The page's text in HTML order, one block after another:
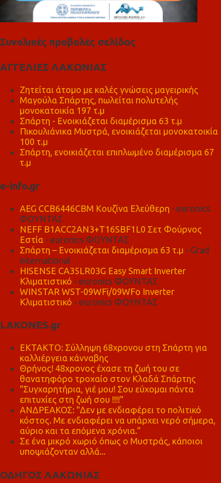
Συνολικές προβολές σελίδας
ΑΓΓΕΛΙΕΣ ΛΑΚΩΝΙΑΣ
Ζητείται άτομο με καλές γνώσεις μαγειρικής
Μαγούλα Σπάρτης, πωλείται πολυτελής
μονοκατοικία 197 τ.μ
Σπάρτη - Ενοικιάζεται διαμέρισμα 63 τ.μ
Πικουλιάνικα Μυστρά, ενοικιάζεται μονοκατοικία
100 τ.μ
Σπάρτη, ενοικιάζεται επιπλωμένο διαμέρισμα 67
τ.μ
e-info.gr
AEG CCB6446CBM Κουζίνα Ελεύθερη - euronics
ΦΟΥΝΤΑΣ
NEFF B1ACC2AN3+T16SBF1L0 Σετ Φούρνος
Εστία - euronics ΦΟΥΝΤΑΣ
Σπάρτη – Ενοικιάζεται διαμέρισμα 63 τ.μ - Grad
international
HISENSE CA35LR03G Easy Smart Inverter
Κλιματιστικό - euronics ΦΟΥΝΤΑΣ
WINSTAR WST-09WFi/09WFo Inverter
Κλιματιστικό - euronics ΦΟΥΝΤΑΣ
LAKONES.gr
ΕΚΤΑΚΤΟ: Σύλληψη 68χρονου στη Σπάρτη για
καλλιέργεια κάνναβης
Θρήνος! 48χρονος έχασε τη ζωή του σε
θανατηφόρο τροχαίο στον Κλαδά Σπάρτης
"Συγχαρητήρια, γιέ μου! Σου εύχομαι πάντα
επιτυχίες στη ζωή σου !!!!"
ΑΝΔΡΕΑΚΟΣ: "Δεν με ενδιαφέρει το πολιτικό
κόστος. Με ενδιαφέρει να υπάρχει νερό σήμερα,
αύριο και τα επόμενα χρόνια."
Σε ένα μικρό χωριό όπως ο Μυστράς, κάποιοι
υποψιάζονταν αλλά...
ΟΔΗΓΟΣ ΛΑΚΩΝΙΑΣ